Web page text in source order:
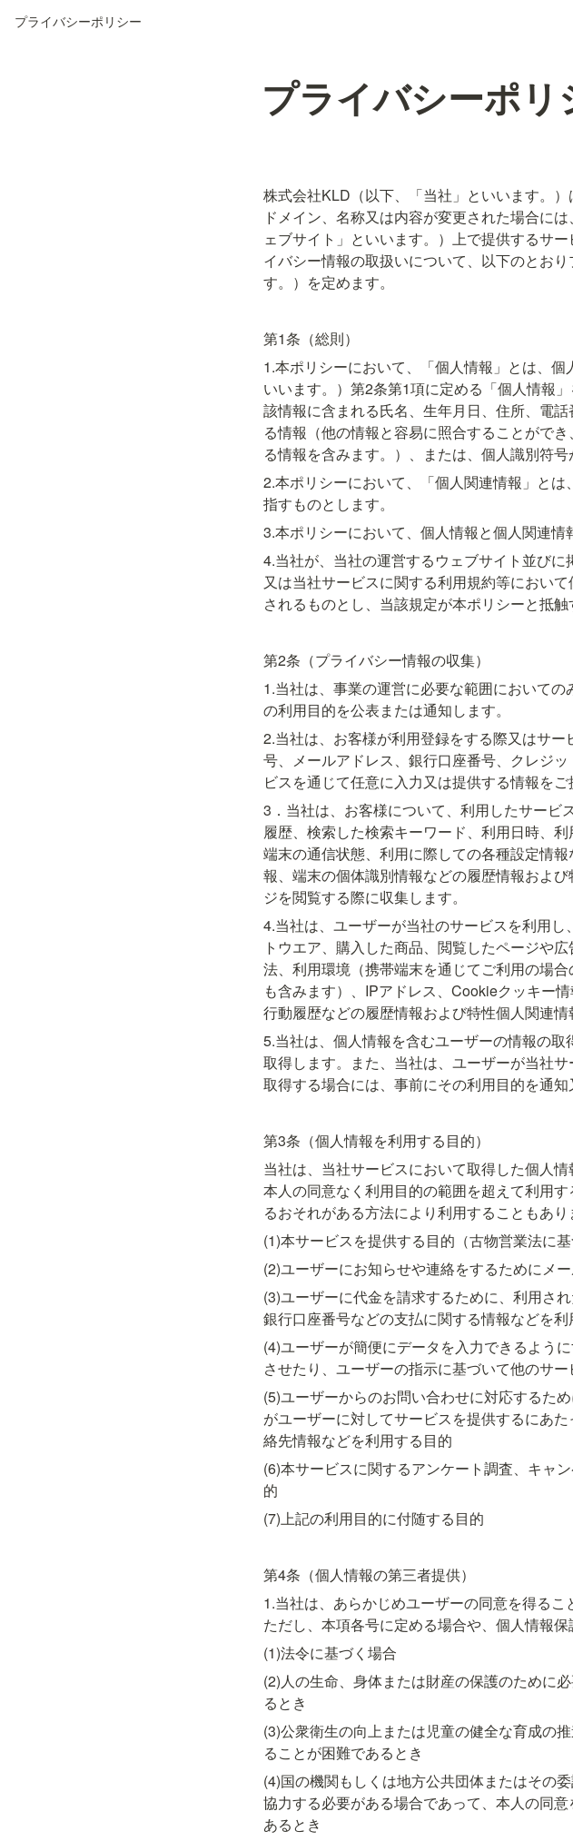
プライバシーポリシー
プライバシーポリ
株式会社KLD（以下、「当社」といいます。
ドメイン、名称又は内容が変更された場合に
ェブサイト」といいます。）上で提供するサ
イバシー情報の取扱いについて、以下のとお
す。）を定めます。
第1条（総則）
1.本ポリシーにおいて、「個人情報」とは、
いいます。）第2条第1項に定める「個人情報
該情報に含まれる氏名、生年月日、住所、電
る情報（他の情報と容易に照合することがで
る情報を含みます。）、または、個人識別符号
2.本ポリシーにおいて、「個人関連情報」と
指すものとします。
3.本ポリシーにおいて、個人情報と個人関連情
4.当社が、当社の運営するウェブサイト並び
又は当社サービスに関する利用規約等におい
されるものとし、当該規定が本ポリシーと抵
第2条（プライバシー情報の収集）
1.当社は、事業の運営に必要な範囲において
の利用目的を公表または通知します。
2.当社は、お客様が利用登録をする際又はサ
号、メールアドレス、銀行口座番号、クレジ
ビスを通じて任意に入力又は提供する情報をご
3．当社は、お客様について、利用したサービ
履歴、検索した検索キーワード、利用日時、
端末の通信状態、利用に際しての各種設定情
報、端末の個体識別情報などの履歴情報およ
ジを閲覧する際に収集します。
4.当社は、ユーザーが当社のサービスを利用
トウエア、購入した商品、閲覧したページや
法、利用環境（携帯端末を通じてご利用の場
も含みます）、IPアドレス、Cookieクッキー
行動履歴などの履歴情報および特性個人関連情
5.当社は、個人情報を含むユーザーの情報の
取得します。また、当社は、ユーザーが当社
取得する場合には、事前にその利用目的を通知
第3条（個人情報を利用する目的）
当社は、当社サービスにおいて取得した個人
本人の同意なく利用目的の範囲を超えて利用
るおそれがある方法により利用することもあり
(1)本サービスを提供する目的（古物営業法に
(2)ユーザーにお知らせや連絡をするためにメ
(3)ユーザーに代金を請求するために、利用さ
銀行口座番号などの支払に関する情報などを利
(4)ユーザーが簡便にデータを入力できるよう
させたり、ユーザーの指示に基づいて他のサ
(5)ユーザーからのお問い合わせに対応するた
がユーザーに対してサービスを提供するにあ
絡先情報などを利用する目的
(6)本サービスに関するアンケート調査、キャ
的
(7)上記の利用目的に付随する目的
第4条（個人情報の第三者提供）
1.当社は、あらかじめユーザーの同意を得るこ
ただし、本項各号に定める場合や、個人情報
(1)法令に基づく場合
(2)人の生命、身体または財産の保護のために
るとき
(3)公衆衛生の向上または児童の健全な育成の
ることが困難であるとき
(4)国の機関もしくは地方公共団体またはその
協力する必要がある場合であって、本人の同
あるとき